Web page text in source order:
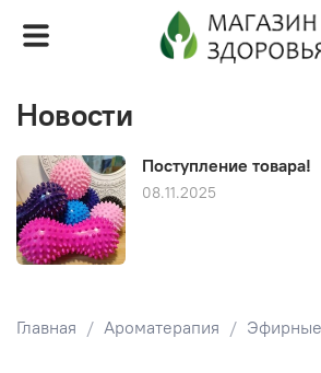
Главная Ароматерапия
Новости
Поступление товара!
08.11.2025